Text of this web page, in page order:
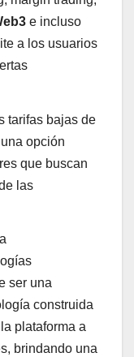
e incluso
a los usuarios
tarifas bajas de
opción
que buscan
las
ser una
construida
plataforma a
brindando una